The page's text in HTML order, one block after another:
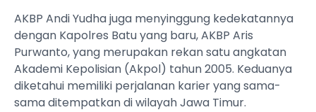
AKBP Andi Yudha juga menyinggung kedekatannya
dengan Kapolres Batu yang baru, AKBP Aris
Purwanto, yang merupakan rekan satu angkatan
Akademi Kepolisian (Akpol) tahun 2005. Keduanya
diketahui memiliki perjalanan karier yang sama-
sama ditempatkan di wilayah Jawa Timur.